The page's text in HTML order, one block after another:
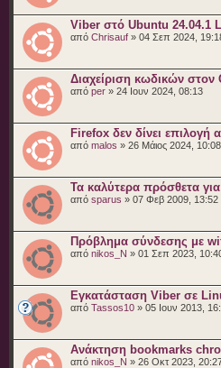
Viber στό Ubuntu 24.04.1
από Chrisauf » 04 Σεπ 2024,
Διαχείριση κωδικών
από per » 24 Ιουν 2024, 08:13
Firefox δεν δίνει επιλογή
από malos » 26 Μάιος 2024, 10:08
Τα καλύτερα πρόσθετα
από sparus » 07 Φεβ 2009, 13:52
Πρόβλημα σύνδεσης με
από nikos_N » 01 Σεπ 2023,
Εγκατάσταση Viber σε
από Tassos10 » 05 Ιουν 2013,
Ανάκτηση bookmarks
από nikos_N » 26 Οκτ 2023,